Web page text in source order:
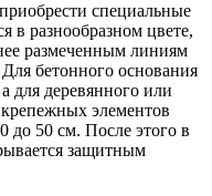
специальные
в разнообразном цвете,
размеченным линиям
бетонного основания
для деревянного или
элементов
до 50 см. После этого в
защитным